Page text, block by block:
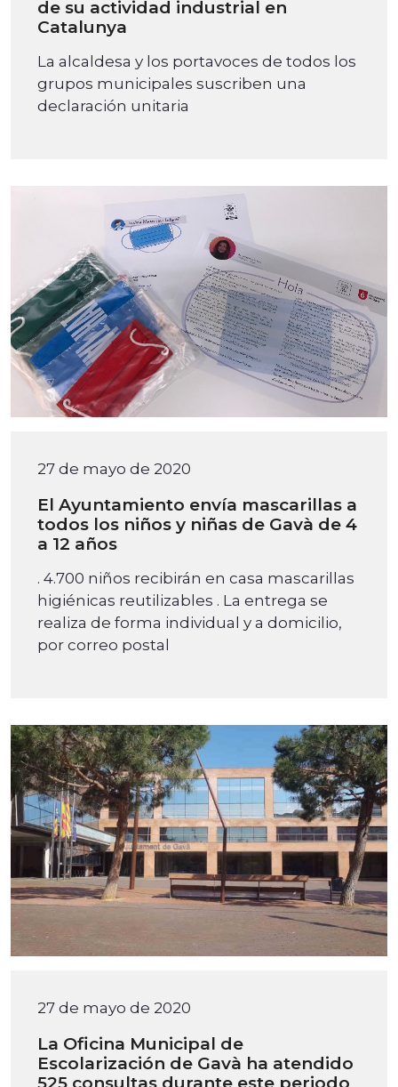
de su actividad industrial en
Catalunya
La alcaldesa y los portavoces de todos los
grupos municipales suscriben una
declaración unitaria
27 de mayo de 2020
El Ayuntamiento envía mascarillas a
todos los niños y niñas de Gavà de 4
a 12 años
. 4.700 niños recibirán en casa mascarillas
higiénicas reutilizables . La entrega se
realiza de forma individual y a domicilio,
por correo postal
27 de mayo de 2020
La Oficina Municipal de
Escolarización de Gavà ha atendido
525 consultas durante este periodo